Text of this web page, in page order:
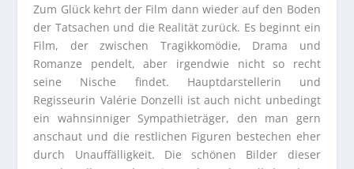
Zum Glück kehrt der Film dann wieder auf den Boden
der Tatsachen und die Realität zurück. Es beginnt ein
Film, der zwischen Tragikkomödie, Drama und
Romanze pendelt, aber irgendwie nicht so recht
seine Nische findet. Hauptdarstellerin und
Regisseurin Valérie Donzelli ist auch nicht unbedingt
ein wahnsinniger Sympathieträger, den man gern
anschaut und die restlichen Figuren bestechen eher
durch Unauffälligkeit. Die schönen Bilder dieser